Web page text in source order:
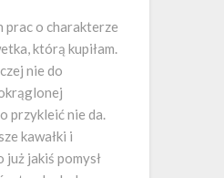
prac o charakterze
którą kupiłam.
nie do
przykleić nie da.
kawałki i
jakiś pomysł